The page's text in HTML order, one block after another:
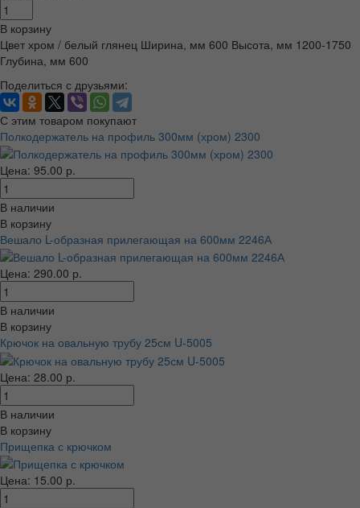
В корзину
Цвет хром / белый глянец Ширина, мм 600 Высота, мм 1200-1750
Глубина, мм 600
Поделиться с друзьями:
С этим товаром покупают
Полкодержатель на профиль 300мм (хром) 2300
Цена: 95.00 р.
В наличии
В корзину
Вешало L-образная прилегающая на 600мм 2246А
Цена: 290.00 р.
В наличии
В корзину
Крючок на овальную трубу 25см U-5005
Цена: 28.00 р.
В наличии
В корзину
Прищепка с крючком
Цена: 15.00 р.